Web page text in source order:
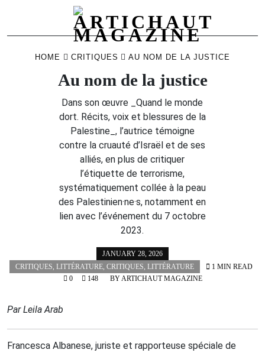
HOME CRITIQUES AU NOM DE LA JUSTICE
Au nom de la justice
Dans son œuvre _Quand le monde
dort. Récits, voix et blessures de la
Palestine_, l’autrice témoigne
contre la cruauté d’Israël et de ses
alliés, en plus de critiquer
l’étiquette de terrorisme,
systématiquement collée à la peau
des Palestinien·ne·s, notamment en
lien avec l’événement du 7 octobre
2023.
JANUARY 28, 2026
CRITIQUES, LITTÉRATURE, CRITIQUES, LITTÉRATURE
BYARTICHAUT MAGAZINE
1 MIN READ
0
148
Par Leila Arab
Francesca Albanese, juriste et rapporteuse spéciale de